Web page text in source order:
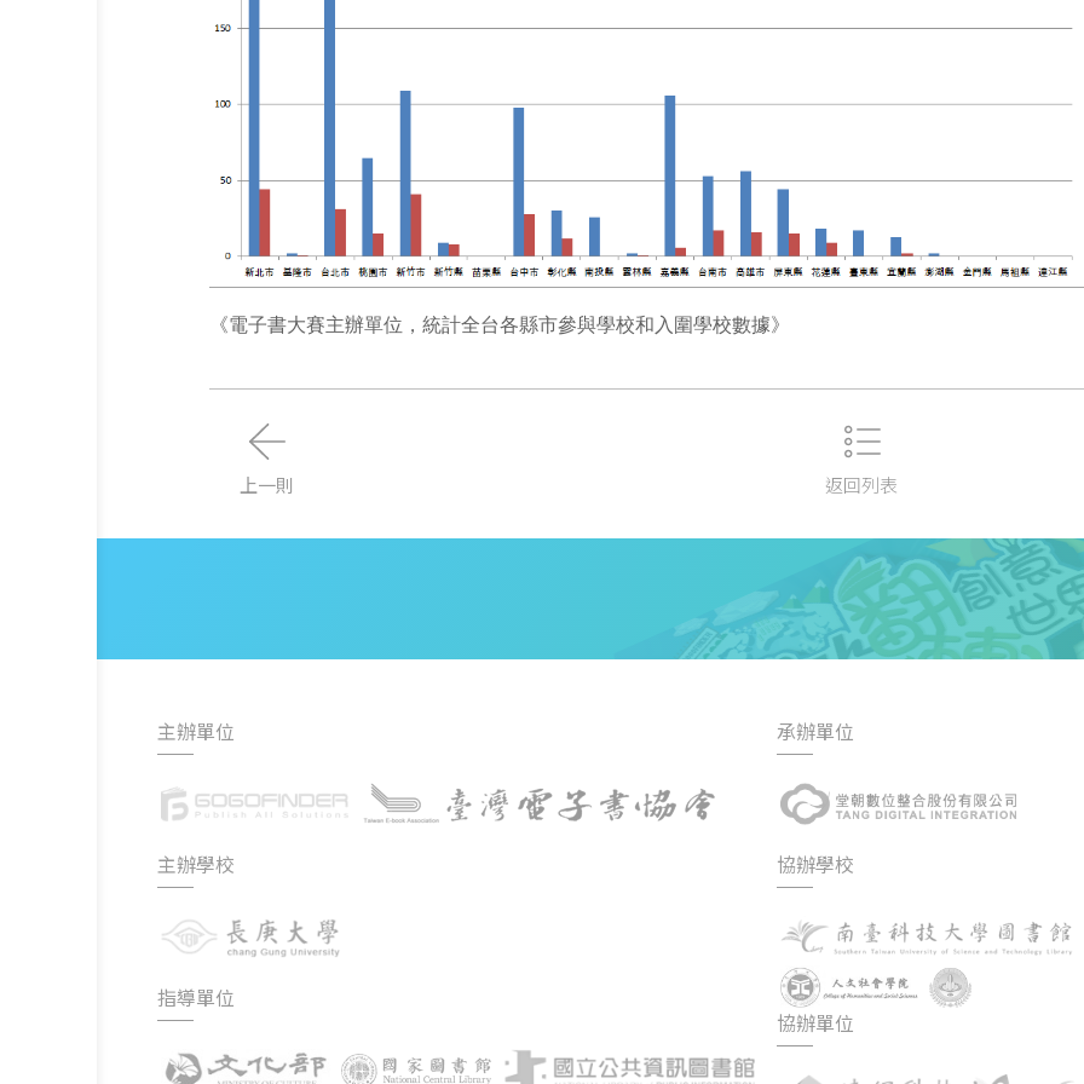
《電子書大賽主辦單位，統計全台各縣市參與學校和入圍學校數據》
上一則 返回列表
主辦單位
主辦學校
指導單位
承辦單位
協辦學校
協辦單位